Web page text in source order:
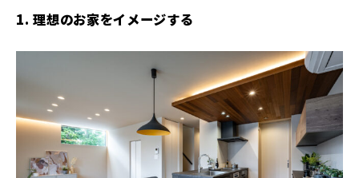
1. 理想のお家をイメージする